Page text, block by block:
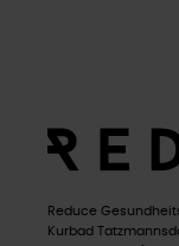
Reduce
Kurbad